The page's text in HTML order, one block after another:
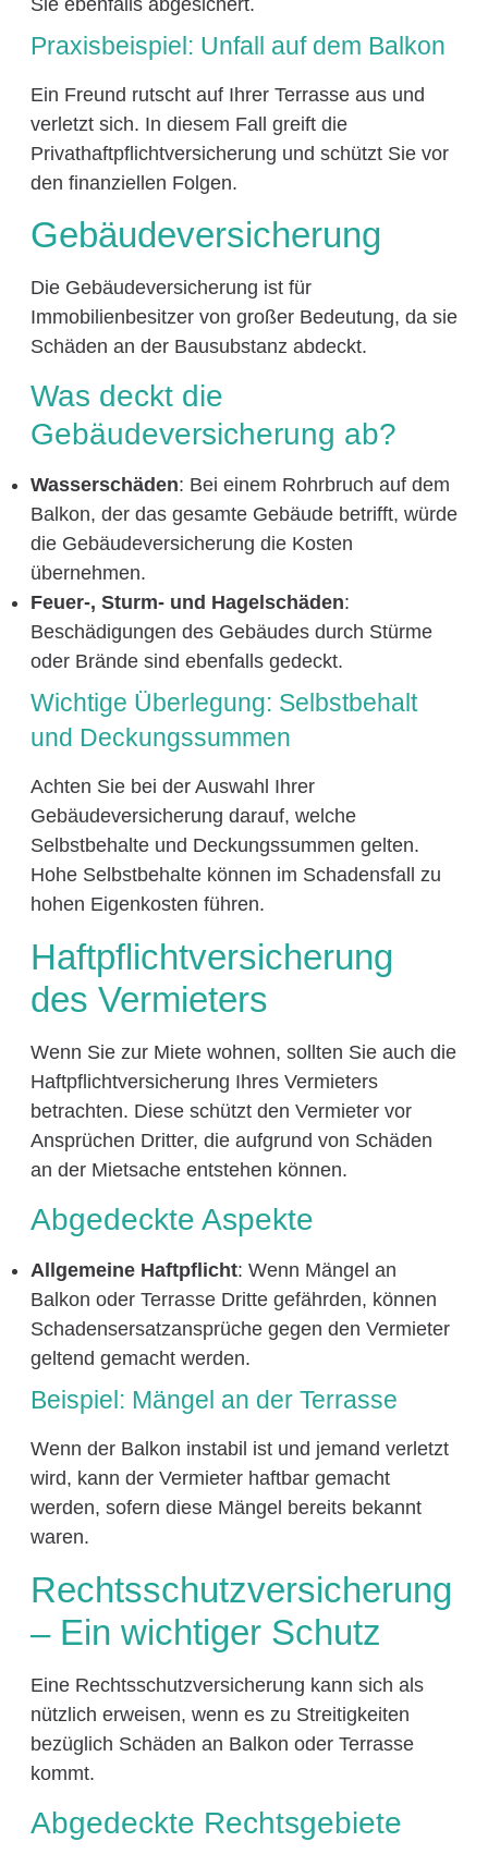
Praxisbeispiel: Unfall auf dem Balkon
Ein Freund rutscht auf Ihrer Terrasse aus und
verletzt sich. In diesem Fall greift die
Privathaftpflichtversicherung und schützt Sie vor
den finanziellen Folgen.
Gebäudeversicherung
Die Gebäudeversicherung ist für
Immobilienbesitzer von großer Bedeutung, da sie
Schäden an der Bausubstanz abdeckt.
Was deckt die
Gebäudeversicherung ab?
Wasserschäden: Bei einem Rohrbruch auf dem
Balkon, der das gesamte Gebäude betrifft, würde
die Gebäudeversicherung die Kosten
übernehmen.
Feuer-, Sturm- und Hagelschäden:
Beschädigungen des Gebäudes durch Stürme
oder Brände sind ebenfalls gedeckt.
Wichtige Überlegung: Selbstbehalt
und Deckungssummen
Achten Sie bei der Auswahl Ihrer
Gebäudeversicherung darauf, welche
Selbstbehalte und Deckungssummen gelten.
Hohe Selbstbehalte können im Schadensfall zu
hohen Eigenkosten führen.
Haftpflichtversicherung
des Vermieters
Wenn Sie zur Miete wohnen, sollten Sie auch die
Haftpflichtversicherung Ihres Vermieters
betrachten. Diese schützt den Vermieter vor
Ansprüchen Dritter, die aufgrund von Schäden
an der Mietsache entstehen können.
Abgedeckte Aspekte
Allgemeine Haftpflicht: Wenn Mängel an
Balkon oder Terrasse Dritte gefährden, können
Schadensersatzansprüche gegen den Vermieter
geltend gemacht werden.
Beispiel: Mängel an der Terrasse
Wenn der Balkon instabil ist und jemand verletzt
wird, kann der Vermieter haftbar gemacht
werden, sofern diese Mängel bereits bekannt
waren.
Rechtsschutzversicherung
– Ein wichtiger Schutz
Eine Rechtsschutzversicherung kann sich als
nützlich erweisen, wenn es zu Streitigkeiten
bezüglich Schäden an Balkon oder Terrasse
kommt.
Abgedeckte Rechtsgebiete